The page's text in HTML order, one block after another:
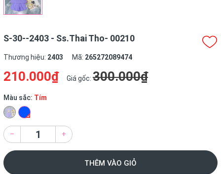
S-30--2403 - Ss.Thai Tho- 00210
Thương hiệu: 2403 Mã: 265272089474
210.000₫ Giá gốc: 300.000₫
Màu sắc: Tím
– +
THÊM VÀO GIỎ